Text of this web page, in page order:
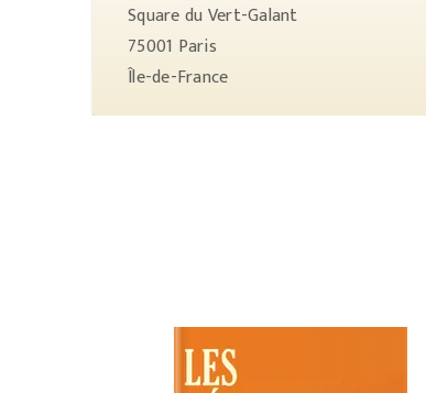
Square du Vert-Galant
75001 Paris
Île-de-France